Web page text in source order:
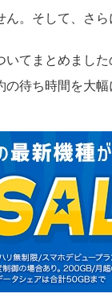
。そして、さ
いてまとめまし
待ち時間を大幅